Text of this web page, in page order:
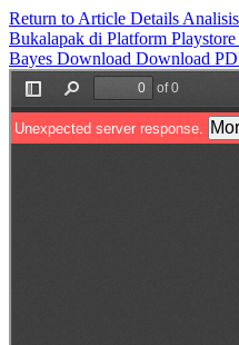
Return to Article Details
Bukalapak di Platform
Bayes Download Download